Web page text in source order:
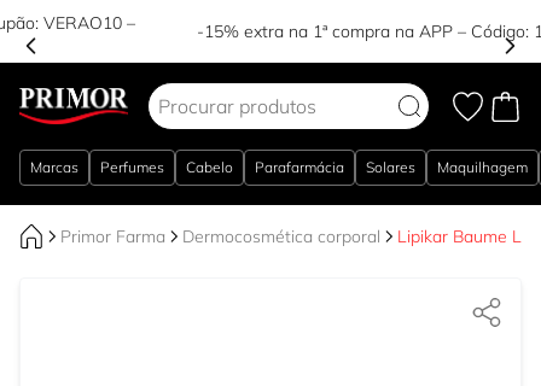
-15% extra na 1ª compra na APP – Código:15APP –ENTRAR!
Marcas Perfumes Cabelo Parafarmácia Solares Maquilhagem
Primor Farma Dermocosmética corporal Lipikar Baume